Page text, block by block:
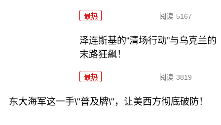
最热 阅读 5167
泽连斯基的“清场行动”与乌克兰的
末路狂飙！
最热 阅读 3819
东大海军这一手\"普及牌\"，让美西方彻底破防！